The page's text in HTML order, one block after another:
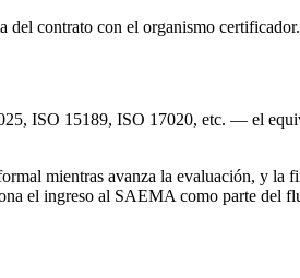
contrato con el organismo
ISO 15189, ISO 17020, etc. — el
mientras avanza la evaluación, y la
el ingreso al SAEMA como parte del